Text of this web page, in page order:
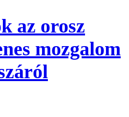
az orosz
mozgalom